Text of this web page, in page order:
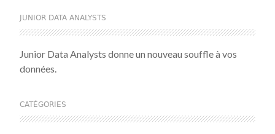
JUNIOR DATA ANALYSTS
Junior Data Analysts donne un nouveau souffle à vos
données.
CATÉGORIES